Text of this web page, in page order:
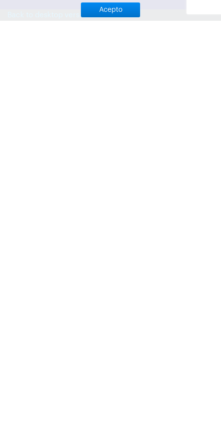
Acepto
Back to desktop version